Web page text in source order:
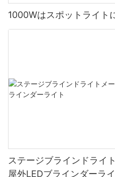
1000Wはスポットライト
ステージブラインドライ
屋外LEDブラインダーラ